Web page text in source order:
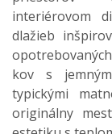
interiérovom
dlažieb
kov s
typickými
originálny